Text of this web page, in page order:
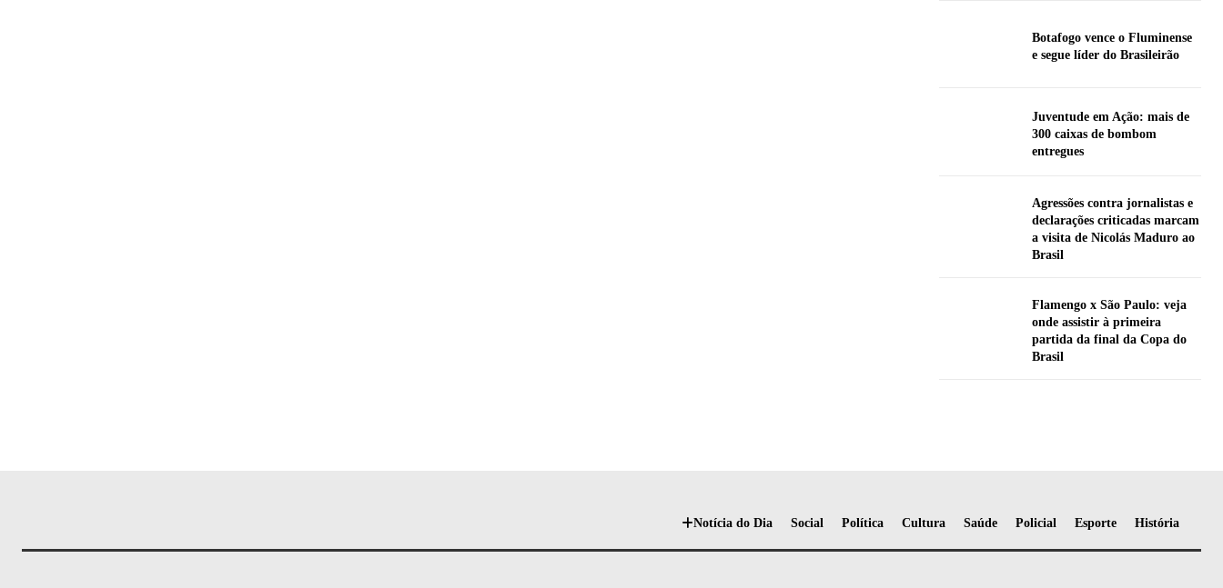
Botafogo vence o Fluminense
e segue líder do Brasileirão
Juventude em Ação: mais de
300 caixas de bombom
entregues
Agressões contra jornalistas e
declarações criticadas marcam
a visita de Nicolás Maduro ao
Brasil
Flamengo x São Paulo: veja
onde assistir à primeira
partida da final da Copa do
Brasil
Notícia do Dia Social Política Cultura Saúde Policial Esporte História